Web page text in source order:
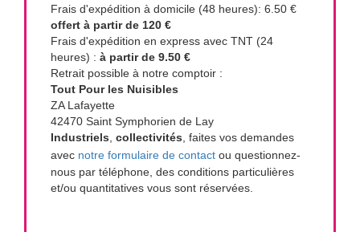
Frais d'expédition à domicile (48 heures): 6.50 €
offert à partir de 120 €
Frais d'expédition en express avec TNT (24
heures) : à partir de 9.50 €
Retrait possible à notre comptoir :
Tout Pour les Nuisibles
ZA Lafayette
42470 Saint Symphorien de Lay
Industriels collectivités , faites vos demandes
avec notre formulaire de contact ou questionnez-
nous par téléphone, des conditions particulières
et/ou quantitatives vous sont réservées.